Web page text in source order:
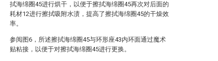
拭海绵圈45进行烘干，以便于擦拭海绵圈45再次对后面的
耗材12进行擦拭吸附水渍，提高了擦拭海绵圈45的干燥效
率。
参阅图6，所述擦拭海绵圈45与环形座43内环面通过魔术
贴粘接，以便于对擦拭海绵圈45进行更换。